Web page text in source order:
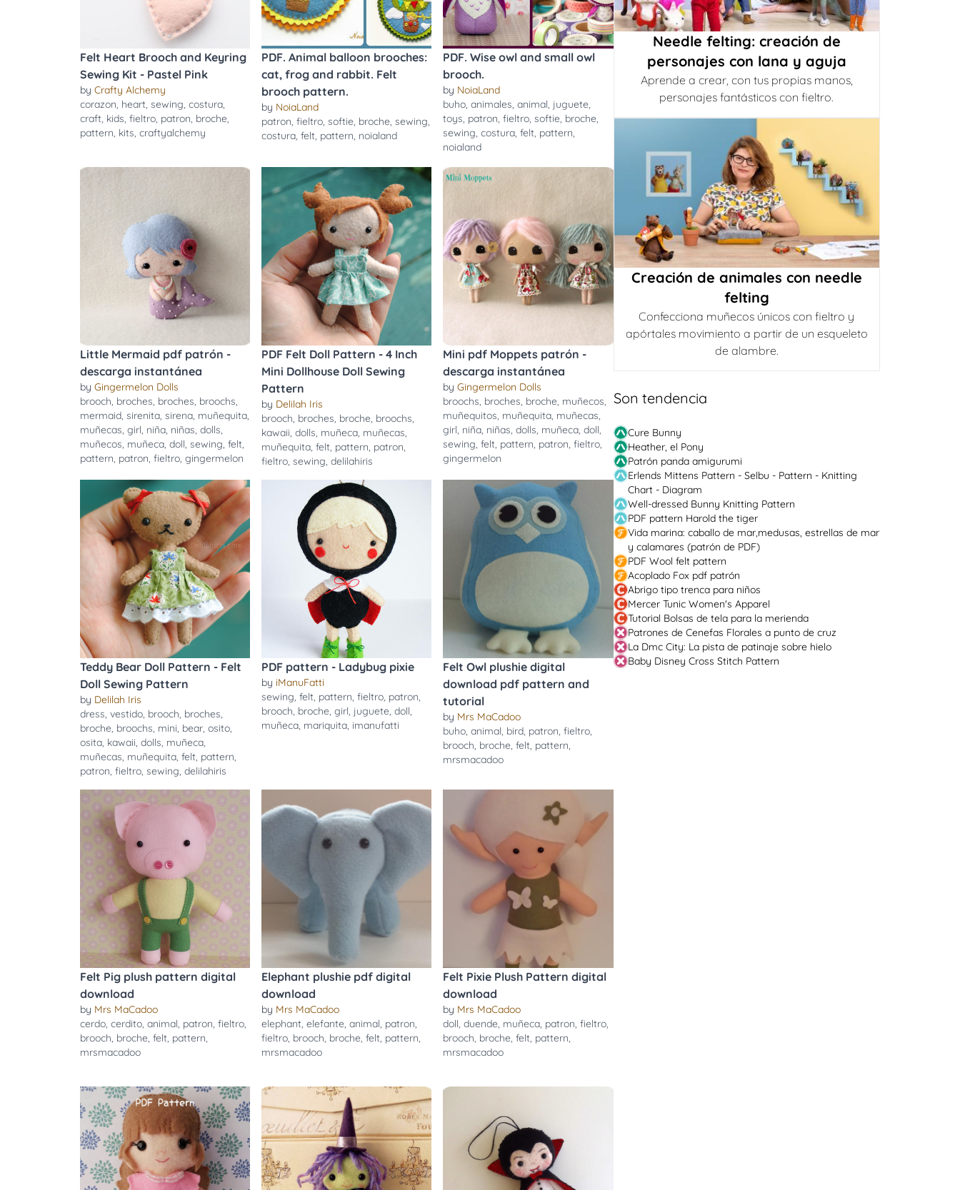
Felt Heart Brooch and Keyring
Sewing Kit - Pastel Pink
by Crafty Alchemy
corazon, heart, sewing, costura,
craft, kids, fieltro, patron, broche,
pattern, kits, craftyalchemy
PDF. Animal balloon brooches:
cat, frog and rabbit. Felt
brooch pattern.
by NoiaLand
patron,fieltro,softie, broche,sewing,
costura,felt, pattern, noialand
PDF. Wise owl and small owl
brooch.
by NoiaLand
buho,animales,animal, juguete,
toys, patron,fieltro,softie, broche,
sewing,costura,felt, pattern,
noialand
Little Mermaid pdf patrón -
descarga instantánea
by Gingermelon Dolls
brooch, broches, broches, broochs,
mermaid, sirenita, sirena, muñequita,
muñecas, girl, niña, niñas, dolls,
muñecos, muñeca, doll, sewing, felt,
pattern, patron, fieltro, gingermelon
PDF Felt Doll Pattern - 4 Inch
Mini Dollhouse Doll Sewing
Pattern
by Delilah Iris
brooch, broches, broche, broochs,
kawaii,dolls, muñeca, muñecas,
muñequita,felt, pattern, patron,
fieltro,sewing,delilahiris
Mini pdf Moppets patrón -
descarga instantánea
byGingermelon Dolls
broochs, broches, broche, muñecos,
muñequitos, muñequita, muñecas,
girl, niña, niñas,dolls, muñeca,doll,
sewing,felt, pattern, patron,fieltro,
gingermelon
Teddy Bear Doll Pattern - Felt
Doll Sewing Pattern
by Delilah Iris
dress, vestido, brooch, broches,
broche, broochs, mini, bear, osito,
osita, kawaii, dolls, muñeca,
muñecas, muñequita, felt, pattern,
patron, fieltro, sewing, delilahiris
PDF pattern - Ladybug pixie
by iManuFatti
sewing,felt, pattern,fieltro, patron,
brooch, broche,girl, juguete,doll,
muñeca, mariquita, imanufatti
Felt Owl plushie digital
download pdf pattern and
tutorial
by Mrs MaCadoo
buho,animal, bird, patron,fieltro,
brooch, broche,felt, pattern,
mrsmacadoo
Felt Pig plush pattern digital
download
by Mrs MaCadoo
cerdo, cerdito, animal, patron, fieltro,
brooch, broche, felt, pattern,
mrsmacadoo
Elephant plushie pdf digital
download
by Mrs MaCadoo
elephant,elefante,animal, patron,
fieltro, brooch, broche,felt, pattern,
mrsmacadoo
Felt Pixie Plush Pattern digital
download
by Mrs MaCadoo
doll,duende, muñeca, patron,fieltro,
brooch, broche,felt, pattern,
mrsmacadoo
Needle felting: creación de
personajes con lana y aguja
Aprende a crear, con tus propias manos,
personajes fantásticos con fieltro.
Creación de animales con needle
felting
Confecciona muñecos únicos con fieltro y
apórtales movimiento a partir de un esqueleto
de alambre.
Son tendencia
Cure Bunny
Heather, el Pony
Patrón panda amigurumi
Erlends Mittens Pattern - Selbu - Pattern - Knitting
Chart - Diagram
Well-dressed Bunny Knitting Pattern
PDF pattern Harold the tiger
Vida marina: caballo de mar,medusas, estrellas de mar
y calamares (patrón de PDF)
PDF Wool felt pattern
Acoplado Fox pdf patrón
Abrigo tipo trenca para niños
Mercer Tunic Women's Apparel
Tutorial Bolsas de tela para la merienda
Patrones de Cenefas Florales a punto de cruz
La Dmc City: La pista de patinaje sobre hielo
Baby Disney Cross Stitch Pattern